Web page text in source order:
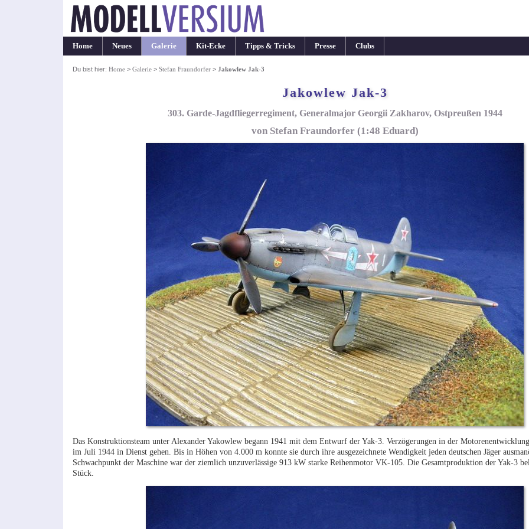
Home Neues Galerie Kit-Ecke Tipps & Tricks Presse Clubs
Du bist hier: Home> Galerie> Stefan Fraundorfer> Jakowlew Jak-3
Jakowlew Jak-3
303. Garde-Jagdfliegerregiment, Generalmajor Georgii Zakharov, Ostpreußen 1944
von Stefan Fraundorfer (1:48 Eduard)
Das Konstruktionsteam unter Alexander Yakowlew begann 1941 mit dem Entwurf der Yak-3. Verzögerungen in der
im Juli 1944 in Dienst gehen. Bis in Höhen von 4.000 m konnte sie durch ihre ausgezeichnete Wendigkeit jeden deutschen Jäger
Schwachpunkt der Maschine war der ziemlich unzuverlässige 913 kW starke Reihenmotor VK-105. Die Gesamtproduktion der Yak-3
Stück.